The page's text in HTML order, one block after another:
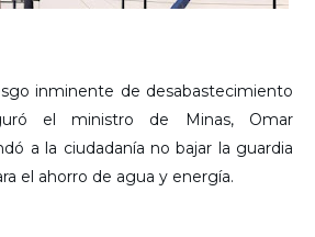
inminente de desabastecimiento
el ministro de Minas, Omar
a la ciudadanía no bajar la guardia
el ahorro de agua y energía.